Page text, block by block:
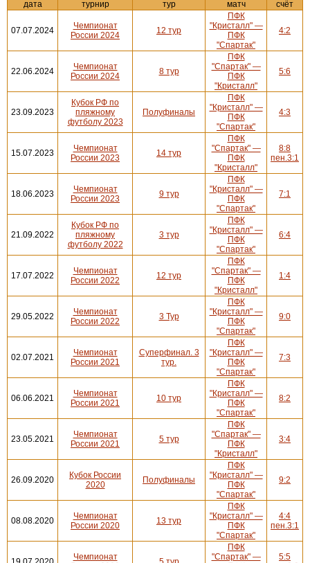
дата турнир тур матч счёт
07.07.2024
Чемпионат
России 2024
12 тур
ПФК
"Кристалл" —
ПФК
"Спартак"
4:2
22.06.2024
Чемпионат
России 2024
8 тур
ПФК
"Спартак" —
ПФК
"Кристалл"
5:6
23.09.2023
Кубок РФ по
пляжному
футболу 2023
Полуфиналы
ПФК
"Кристалл" —
ПФК
"Спартак"
4:3
15.07.2023
Чемпионат
России 2023
14 тур
ПФК
"Спартак" —
ПФК
"Кристалл"
8:8
пен.3:1
18.06.2023
Чемпионат
России 2023
9 тур
ПФК
"Кристалл" —
ПФК
"Спартак"
7:1
21.09.2022
Кубок РФ по
пляжному
футболу 2022
3 тур
ПФК
"Кристалл" —
ПФК
"Спартак"
6:4
17.07.2022
Чемпионат
России 2022
12 тур
ПФК
"Спартак" —
ПФК
"Кристалл"
1:4
29.05.2022
Чемпионат
России 2022
3 Тур
ПФК
"Кристалл" —
ПФК
"Спартак"
9:0
02.07.2021
Чемпионат
России 2021
Суперфинал. 3
тур.
ПФК
"Кристалл" —
ПФК
"Спартак"
7:3
06.06.2021
Чемпионат
России 2021
10 тур
ПФК
"Кристалл" —
ПФК
"Спартак"
8:2
23.05.2021
Чемпионат
России 2021
5 тур
ПФК
"Спартак" —
ПФК
"Кристалл"
3:4
26.09.2020
Кубок России
2020
Полуфиналы
ПФК
"Кристалл" —
ПФК
"Спартак"
9:2
08.08.2020
Чемпионат
России 2020
13 тур
ПФК
"Кристалл" —
ПФК
"Спартак"
4:4
пен.3:1
Чемпионат
ПФК
"Спартак" —
5:5